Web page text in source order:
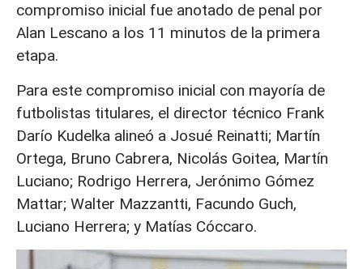
compromiso inicial fue anotado de penal por
Alan Lescano a los 11 minutos de la primera
etapa.
Para este compromiso inicial con mayoría de
futbolistas titulares, el director técnico Frank
Darío Kudelka alineó a Josué Reinatti; Martín
Ortega, Bruno Cabrera, Nicolás Goitea, Martín
Luciano; Rodrigo Herrera, Jerónimo Gómez
Mattar; Walter Mazzantti, Facundo Guch,
Luciano Herrera; y Matías Cóccaro.